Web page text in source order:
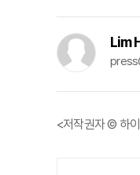
Lim
<저작권자 © 하